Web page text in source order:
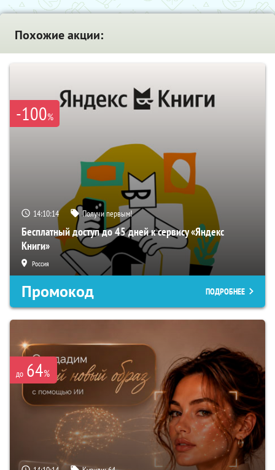
Похожие акции:
-100%
14:10:13 Получи первым!
Бесплатный доступ до 45 дней к сервису «Яндекс
Книги»
Россия
Промокод ПОДРОБНЕЕ
до 64%